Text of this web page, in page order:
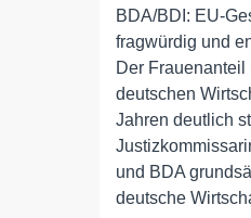
BDA/BDI: EU-
fragwürdig und
Der
deutschen
Jahren deutlich
und BDA
deutsche